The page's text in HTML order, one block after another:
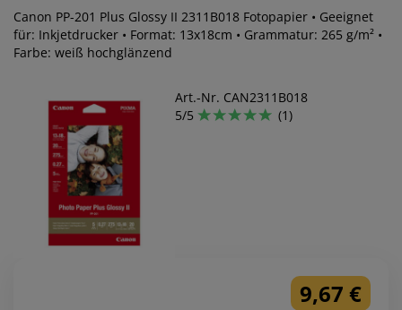
Canon PP-201 Plus Glossy II 2311B018 Fotopapier • Geeignet
für: Inkjetdrucker • Format: 13x18cm • Grammatur: 265 g/m² •
Farbe: weiß hochglänzend
Art.-Nr. CAN2311B018
5/5
(1)
9,67 €